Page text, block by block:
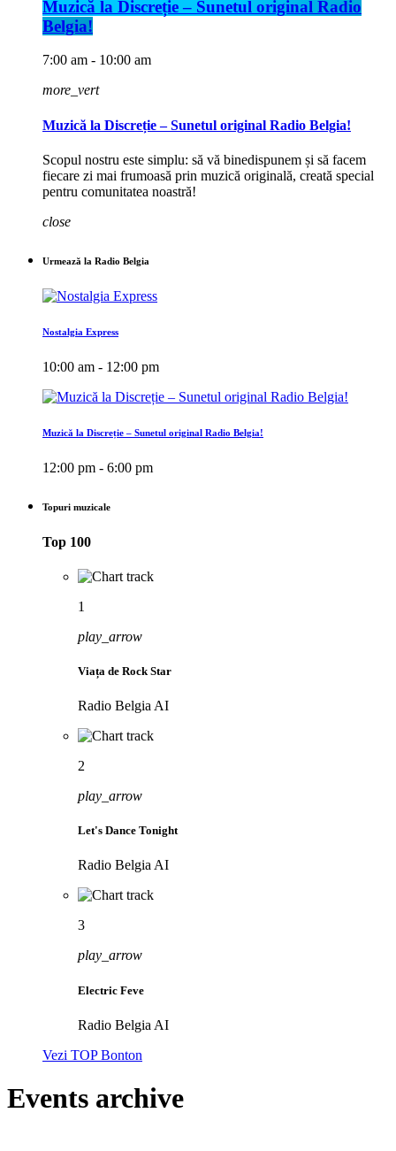
Muzică la Discreție – Sunetul original Radio
Belgia!
7:00 am - 10:00 am
more_vert
Muzică la Discreție – Sunetul original Radio Belgia!
Scopul nostru este simplu: să vă binedispunem și să facem
fiecare zi mai frumoasă prin muzică originală, creată special
pentru comunitatea noastră!
close
Urmează la Radio Belgia
Nostalgia Express
10:00 am - 12:00 pm
Muzică la Discreție – Sunetul original Radio Belgia!
12:00 pm - 6:00 pm
Topuri muzicale
Top 100
1
play_arrow
Viața de Rock Star
Radio Belgia AI
2
play_arrow
Let's Dance Tonight
Radio Belgia AI
3
play_arrow
Electric Feve
Radio Belgia AI
Vezi TOP Bonton
Events archive